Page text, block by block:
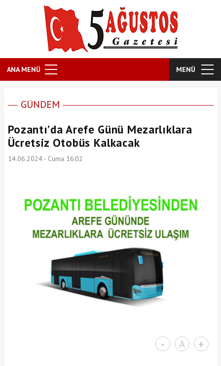
ANA MENÜ MENÜ
GÜNDEM
Pozantı’da Arefe Günü Mezarlıklara
Ücretsiz Otobüs Kalkacak
14.06.2024 - Cuma 16:02
- A +